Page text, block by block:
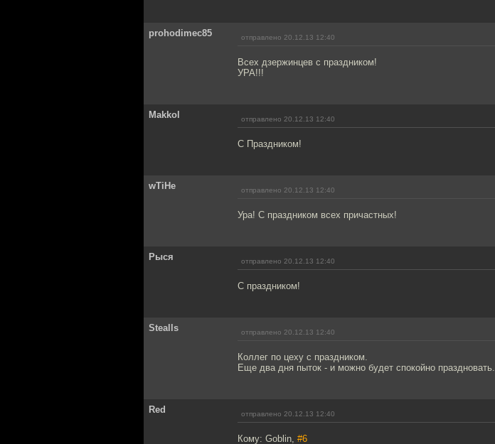
prohodimec85 отправлено 20.12.13 12:40
Всех дзержинцев с праздником!
УРА!!!
Makkol отправлено 20.12.13 12:40
С Праздником!
wTiHe отправлено 20.12.13 12:40
Ура! С праздником всех причастных!
Рыся отправлено 20.12.13 12:40
С праздником!
Stealls отправлено 20.12.13 12:40
Коллег по цеху с праздником.
Еще два дня пыток - и можно будет спокойно праздновать.
Red отправлено 20.12.13 12:40
Кому: Goblin, #6